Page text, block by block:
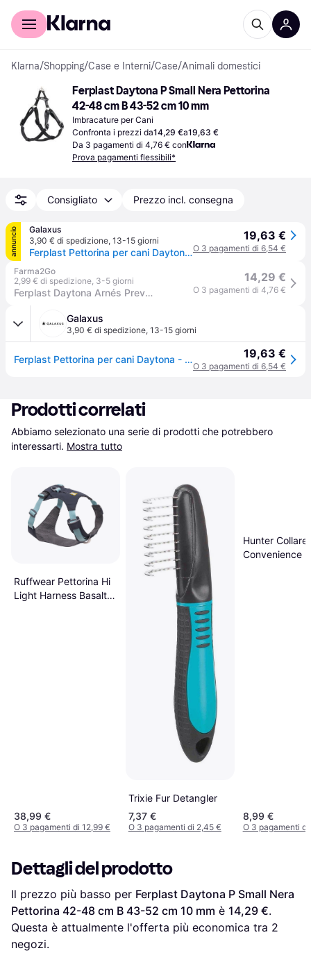
Per il tuo shopping
Klarna/Shopping/Case e Interni/Case/Animali domestici
Ferplast Daytona P Small Nera Pettorina
42-48 cm B 43-52 cm 10 mm
Imbracature per Cani
Confronta i prezzi da14,29 €a19,63 €
Da 3 pagamenti di 4,76 € con
Prova pagamenti flessibili*
Consigliato Prezzo incl. consegna
annuncio
Galaxus
3,90 € di spedizione, 13-15 giorni
Ferplast Pettorina per cani Daytona - S (4XP, Cane, Generale), Collare + Guinzaglio
19,63 €
O 3 pagamenti di 6,54 €
Farma2Go
2,99 € di spedizione, 3-5 giorni
Ferplast Daytona Arnés Preventivo di Tiri Nero 1 pz
14,29 €
O 3 pagamenti di 4,76 €
Galaxus
3,90 € di spedizione, 13-15 giorni
Ferplast Pettorina per cani Daytona - S (4XP, Cane, Generale), Collare + Guinzaglio 19,63 €
O 3 pagamenti di 6,54 €
Prodotti correlati
Abbiamo selezionato una serie di prodotti che potrebbero
interessarti. Mostra tutto
Ruffwear Pettorina Hi
Light Harness Basalt
38,99 €
O 3 pagamenti di 12,99 €
Trixie Fur Detangler
7,37 €
O 3 pagamenti di 2,45 €
Hunter Collare
Convenience
8,99 €
O 3 pagamenti di
Dettagli del prodotto
Il prezzo più basso per Ferplast Daytona P Small Nera
Pettorina 42-48 cm B 43-52 cm 10 mm è 14,29 €.
Questa è attualmente l'offerta più economica tra 2
negozi.